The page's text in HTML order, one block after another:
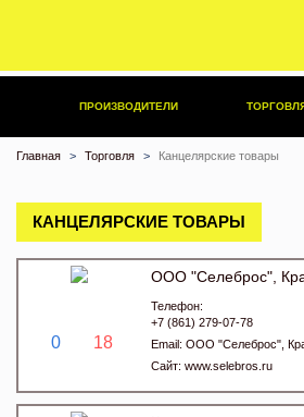
ПРОИЗВОДИТЕЛИ
Главная Торговля Канцелярские товары
КАНЦЕЛЯРСКИЕ ТОВАРЫ
0 18
ООО "Селеброс",
Телефон:
+7 (861) 279-07-78
Email: ООО "Селеброс",
Сайт: www.selebros.ru